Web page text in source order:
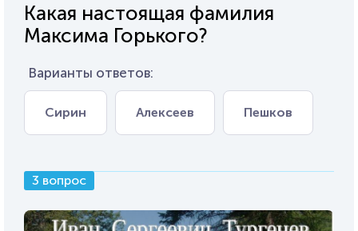
Какая настоящая фамилия
Максима Горького?
Варианты ответов:
Сирин Алексеев Пешков
3 вопрос